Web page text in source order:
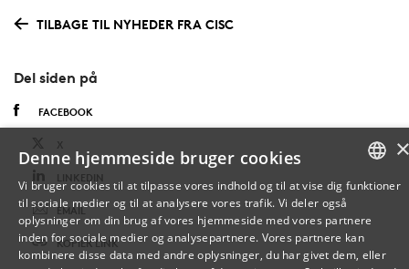
TILBAGE TIL NYHEDER FRA CISC
Del siden på
FACEBOOK
X
LINKEDIN
EMAIL
KOPIÉR LINK ENGLISH
Denne hjemmeside bruger cookies
Vi bruger cookies til at tilpasse vores indhold og til at vise dig funktioner
til sociale medier og til at analysere vores trafik. Vi deler også
oplysninger om din brug af vores hjemmeside med vores partnere
inden for sociale medier og analysepartnere. Vores partnere kan
kombinere disse data med andre oplysninger, du har givet dem, eller